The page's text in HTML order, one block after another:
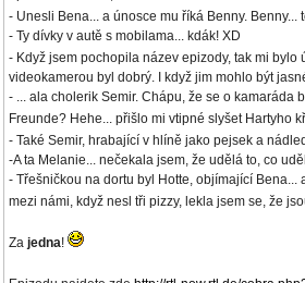
- Unesli Bena... a únosce mu říká Benny. Benny...
- Ty dívky v autě s mobilama... kdák! XD
- Když jsem pochopila název epizody, tak mi
videokamerou byl dobrý. I když jim mohlo být
- ... ala cholerik Semir. Chápu, že se o kamaráda
Freunde? Hehe... přišlo mi vtipné slyšet Hartyho
- Také Semir, hrabající v hlíně jako pejsek a
-A ta Melanie... nečekala jsem, že udělá to, co
- Třešničkou na dortu byl Hotte, objímající
mezi námi, když nesl tři pizzy, lekla jsem se, že
Za jedna!